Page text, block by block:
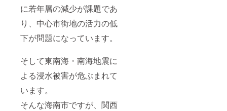
に若年層の減少が課題であ
り、中心市街地の活力の低
下が問題になっています。
そして東南海・南海地震に
よる浸水被害が危ぶまれて
います。
そんな海南市ですが、関西